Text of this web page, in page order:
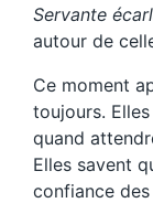
Servante
autour de
Ce moment
toujours.
quand
Elles savent
confiance